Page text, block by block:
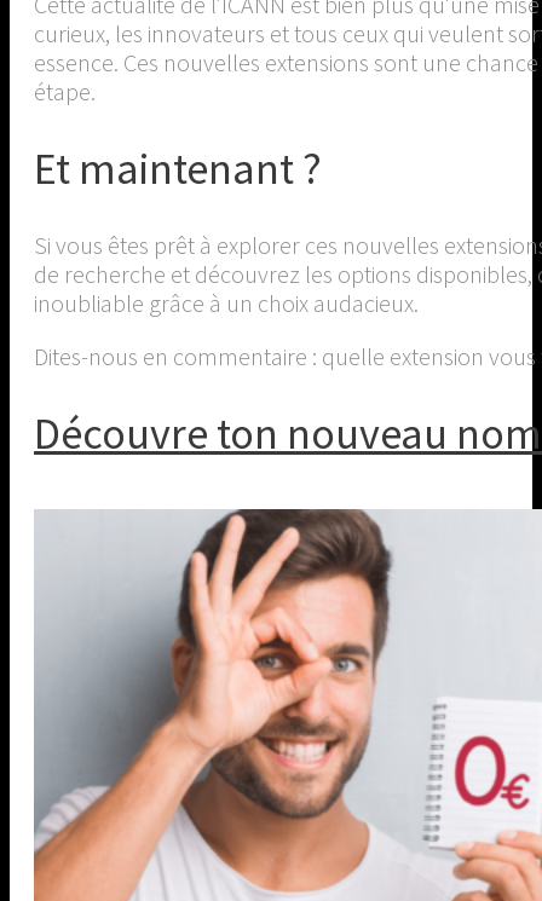
curieux, les innovateurs et tous ceux qui veulent
essence. Ces nouvelles extensions sont une
étape.
Et maintenant ?
Si vous êtes prêt à explorer ces nouvelles
de recherche et découvrez les options
inoubliable grâce à un choix audacieux.
Dites-nous en commentaire : quelle extension
Découvre ton nouveau